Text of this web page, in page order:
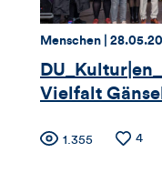
Thema:
Menschen | Datum:
Vielfalt
Zähler
Anzahl
1.355
Anzahl
4